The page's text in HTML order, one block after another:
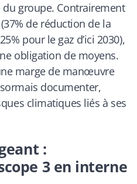
du groupe. Contrairement
de réduction de la
pour le gaz d’ici 2030),
obligation de moyens.
marge de manœuvre
documenter,
climatiques liés à ses
:
3 en interne